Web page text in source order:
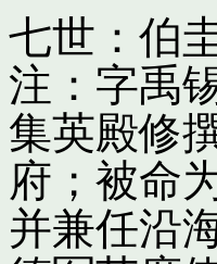
七世：伯
注：字禹
集英殿修
府；被命
并兼任沿